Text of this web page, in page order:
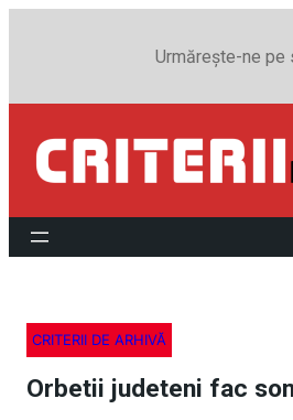
Urmărește-ne pe
CRITERII DE ARHIVĂ
Orbetii judeteni fac